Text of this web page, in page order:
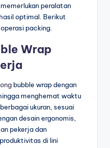
peralatan
optimal. Berikut
packing.
Wrap
bubble wrap dengan
menghemat waktu
ukuran, sesuai
desain ergonomis,
pekerja dan
di lini